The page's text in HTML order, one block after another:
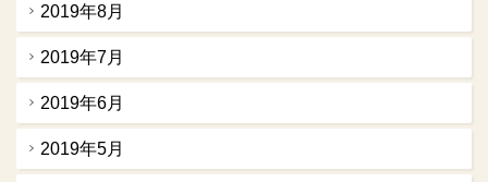
2019年8月
2019年7月
2019年6月
2019年5月